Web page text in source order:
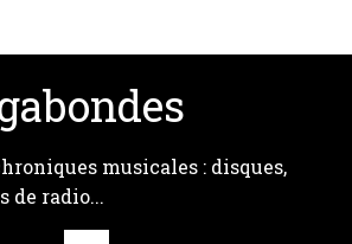
musicales : disques,
de radio...